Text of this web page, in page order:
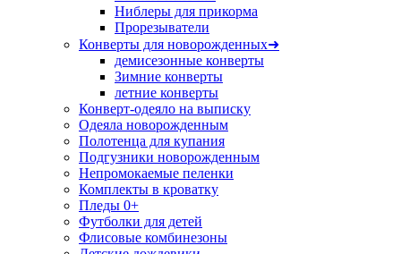
Ниблеры для прикорма
Прорезыватели
Конверты для новорожденных➜
демисезонные конверты
Зимние конверты
летние конверты
Конверт-одеяло на выписку
Одеяла новорожденным
Полотенца для купания
Подгузники новорожденным
Непромокаемые пеленки
Комплекты в кроватку
Пледы 0+
Футболки для детей
Флисовые комбинезоны